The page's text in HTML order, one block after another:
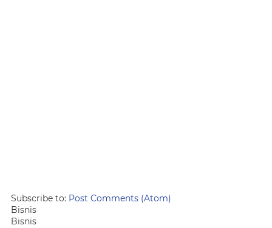
Subscribe to: Post Comments (Atom)
Bisnis
Bisnis